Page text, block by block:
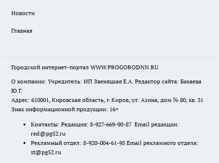
Новости
Главная
Городской интернет-портал WWW.PROGORODNN.RU
О компании: Учредитель: ИП Звеняцкая Е.А. Редактор сайта: Бакаева
Ю.Г.
Адрес: 610001, Кировская область, г. Киров, ул. Азина, дом № 80, кв. 31
Знак информационной продукции: 16+
Контакты: Редакция: 8-927-669-90-87 Email редакции:
red@pg52.ru
Рекламный отдел: 8-920-004-61-95 Email рекламного отдела:
st@pg52.ru